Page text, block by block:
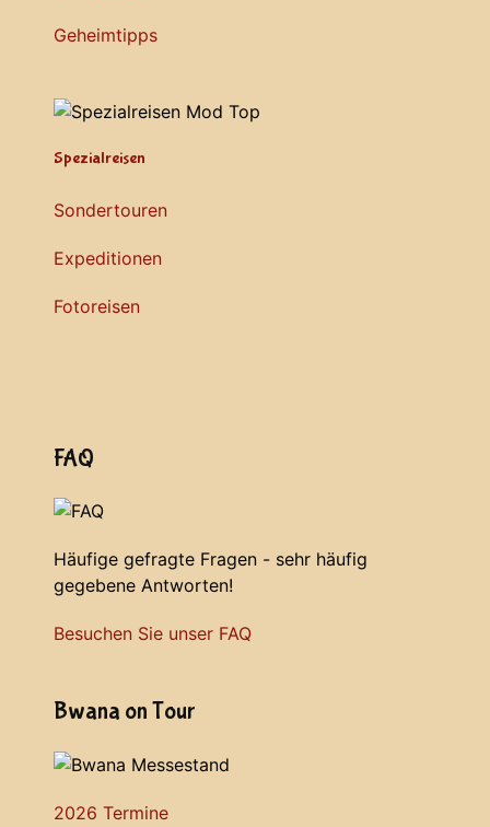
Geheimtipps
Spezialreisen
Sondertouren
Expeditionen
Fotoreisen
FAQ
Häufige gefragte Fragen - sehr häufig
gegebene Antworten!
Besuchen Sie unser FAQ
Bwana on Tour
2026 Termine